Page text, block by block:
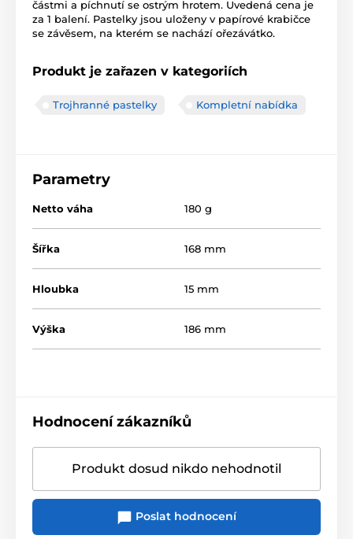
částmi a píchnutí se ostrým hrotem. Uvedená cena je
za 1 balení. Pastelky jsou uloženy v papírové krabičce
se závěsem, na kterém se nachází ořezávátko.
Produkt je zařazen v kategoriích
Trojhranné pastelky Kompletní nabídka
Parametry
Netto váha 180 g
Šířka 168 mm
Hloubka 15 mm
Výška 186 mm
Hodnocení zákazníků
Produkt dosud nikdo nehodnotil
Poslat hodnocení